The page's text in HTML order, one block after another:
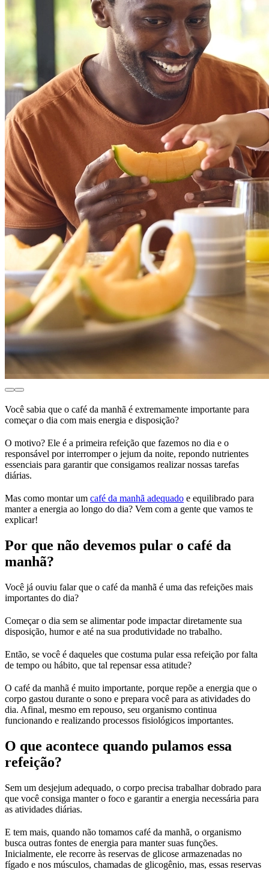
Você sabia que o café da manhã é extremamente importante para
começar o dia com mais energia e disposição?
O motivo? Ele é a primeira refeição que fazemos no dia e o
responsável por interromper o jejum da noite, repondo nutrientes
essenciais para garantir que consigamos realizar nossas tarefas
diárias.
Mas como montar um café da manhã adequado e equilibrado para
manter a energia ao longo do dia? Vem com a gente que vamos te
explicar!
Por que não devemos pular o café da
manhã?
Você já ouviu falar que o café da manhã é uma das refeições mais
importantes do dia?
Começar o dia sem se alimentar pode impactar diretamente sua
disposição, humor e até na sua produtividade no trabalho.
Então, se você é daqueles que costuma pular essa refeição por falta
de tempo ou hábito, que tal repensar essa atitude?
O café da manhã é muito importante, porque repõe a energia que o
corpo gastou durante o sono e prepara você para as atividades do
dia. Afinal, mesmo em repouso, seu organismo continua
funcionando e realizando processos fisiológicos importantes.
O que acontece quando pulamos essa
refeição?
Sem um desjejum adequado, o corpo precisa trabalhar dobrado para
que você consiga manter o foco e garantir a energia necessária para
as atividades diárias.
E tem mais, quando não tomamos café da manhã, o organismo
busca outras fontes de energia para manter suas funções.
Inicialmente, ele recorre às reservas de glicose armazenadas no
fígado e nos músculos, chamadas de glicogênio, mas, essas reservas